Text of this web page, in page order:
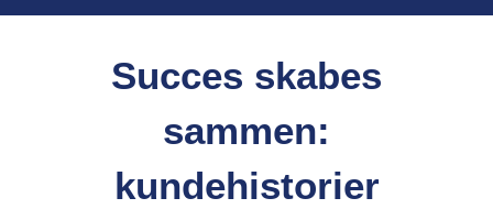
Succes skabes
sammen:
kundehistorier